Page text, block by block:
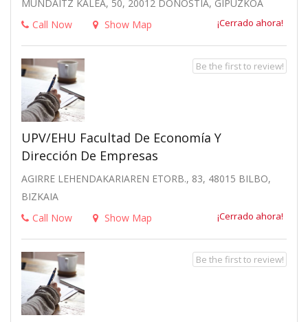
MUNDAITZ KALEA, 50, 20012 DONOSTIA, GIPUZKOA
Call Now
Show Map ¡Cerrado ahora!
UPV/EHU Facultad De Economía Y
Dirección De Empresas
AGIRRE LEHENDAKARIAREN ETORB., 83, 48015 BILBO,
BIZKAIA
Call Now
Show Map ¡Cerrado ahora!
Be the first to review!
Be the first to review!